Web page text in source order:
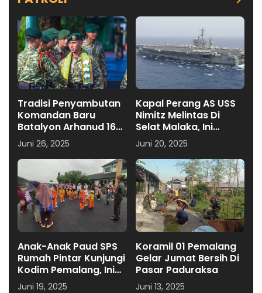
Tradisi Penyambutan
Komandan Baru
Batalyon Arhanud 16
Kostrad
Juni 26, 2025
Kapal Perang AS USS
Nimitz Melintas Di
Selat Malaka, Ini
Penjelasan Puspen TNI
Juni 20, 2025
Anak-Anak Paud SPS
Rumah Pintar Kunjungi
Kodim Pemalang, Ini
Tujuannya
Juni 19, 2025
Koramil 01 Pemalang
Gelar Jumat Bersih Di
Pasar Paduraksa
Juni 13, 2025